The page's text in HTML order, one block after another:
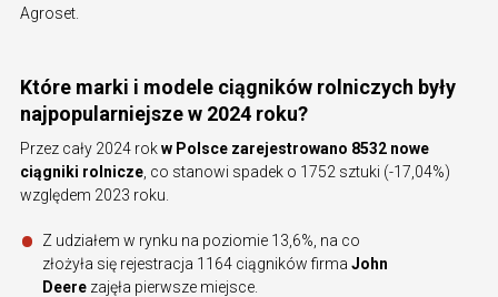
Agroset.
Które marki i modele ciągników rolniczych były
najpopularniejsze w 2024 roku?
Przez cały 2024 rokw Polsce zarejestrowano 8532 nowe
ciągniki rolnicze , co stanowi spadek o 1752 sztuki (-17,04%)
względem 2023 roku.
Z udziałem w rynku na poziomie 13,6%, na co
złożyła się rejestracja 1164 ciągników firma John
Deere zajęła pierwsze miejsce.